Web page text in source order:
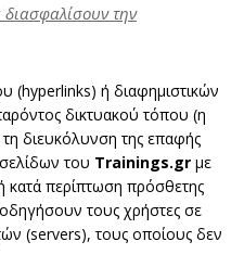
την
(hyperlinks) ή διαφημιστικών
δικτυακού τόπου (η
τη διευκόλυνση της επαφής
του Trainings.gr με
κατά περίπτωση πρόσθετης
τους χρήστες σε
(servers), τους οποίους δεν